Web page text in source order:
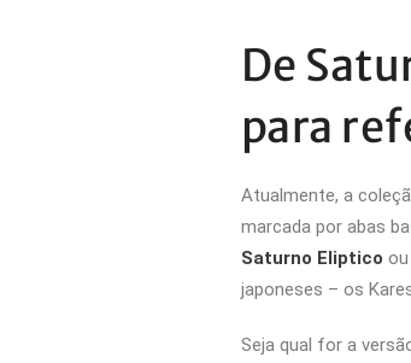
De
para
Atualmente, a
marcada por abas
Saturno Eliptico ou
japoneses – os
Seja qual for a